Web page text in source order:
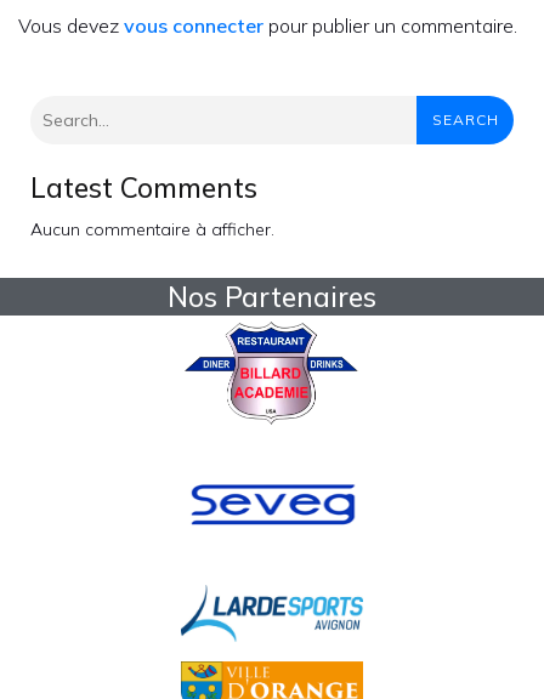
Vous devez vous connecter pour publier un commentaire.
SEARCH
Latest Comments
Aucun commentaire à afficher.
Nos Partenaires